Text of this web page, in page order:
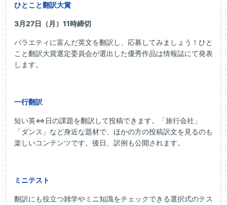
ひとこと翻訳大賞
3月27日（月）11時締切
バラエティに富んだ英文を翻訳し、応募してみましょう！ひと
こと翻訳大賞選定委員会が選出した優秀作品は情報誌にて発表
します。
一行翻訳
短い英⇔日の課題を翻訳して投稿できます。「旅行会社」
「ダンス」など身近な題材で、ほかの方の投稿訳文を見るのも
楽しいコンテンツです。後日、訳例も公開されます。
ミニテスト
翻訳にも役立つ雑学やミニ知識をチェックできる選択式のテス